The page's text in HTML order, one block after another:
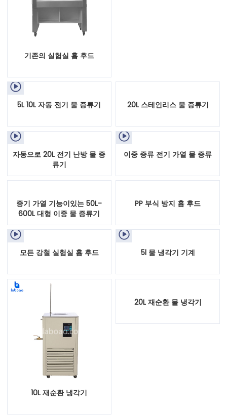
기존의 실험실 흄 후드

5L 10L 자동 전기 물 증류기 20L 스테인리스 물 증류기

자동으로 20L 전기 난방 물 증
류기

이중 증류 전기 가열 물 증류
증기 가열 기능이있는 50L-
600L 대형 이중 물 증류기
PP 부식 방지 흄 후드

모든 강철 실험실 흄 후드

5l 물 냉각기 기계
10L 재순환 냉각기
20L 재순환 물 냉각기